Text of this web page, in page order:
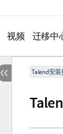
视频 迁移中
Talend安